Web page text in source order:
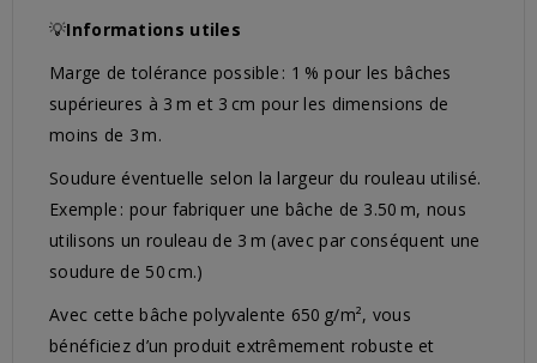
💡Informations utiles
Marge de tolérance possible : 1 % pour les bâches
supérieures à 3 m et 3 cm pour les dimensions de
moins de 3 m.
Soudure éventuelle selon la largeur du rouleau utilisé.
Exemple : pour fabriquer une bâche de 3.50 m, nous
utilisons un rouleau de 3 m (avec par conséquent une
soudure de 50 cm.)
Avec cette bâche polyvalente 650 g/m², vous
bénéficiez d’un produit extrêmement robuste et